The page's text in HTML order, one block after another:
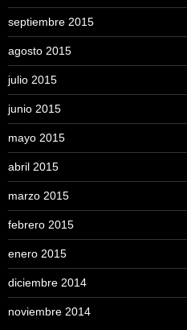
septiembre 2015
agosto 2015
julio 2015
junio 2015
mayo 2015
abril 2015
marzo 2015
febrero 2015
enero 2015
diciembre 2014
noviembre 2014